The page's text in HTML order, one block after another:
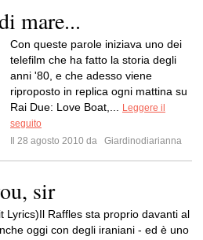
mare...
Con queste parole iniziava uno dei
telefilm che ha fatto la storia degli
anni '80, e che adesso viene
riproposto in replica ogni mattina su
Rai Due: Love Boat,...
Leggere il
seguito
Il 28 agosto 2010 da
Giardinodiarianna
sir
Lyrics)Il Raffles sta proprio davanti al
oggi con degli iraniani - ed è uno